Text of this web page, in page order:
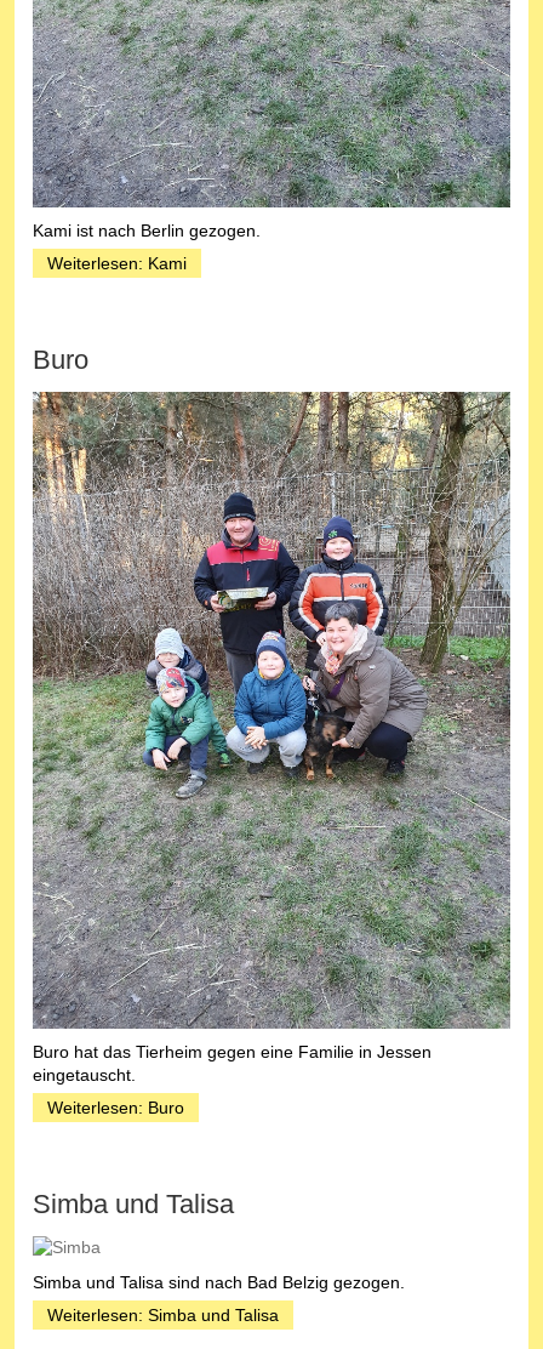
Kami ist nach Berlin gezogen.
Weiterlesen: Kami
Buro
Buro hat das Tierheim gegen eine Familie in Jessen
eingetauscht.
Weiterlesen: Buro
Simba und Talisa
Simba und Talisa sind nach Bad Belzig gezogen.
Weiterlesen: Simba und Talisa